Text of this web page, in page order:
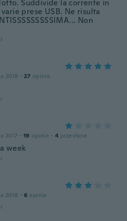
Suddivide la corrente in
prese USB. Ne risulta
Non
2018 · 27 opinie
2017 · 19 opinie · 4 przesłane
week
2018 · 6 opinie